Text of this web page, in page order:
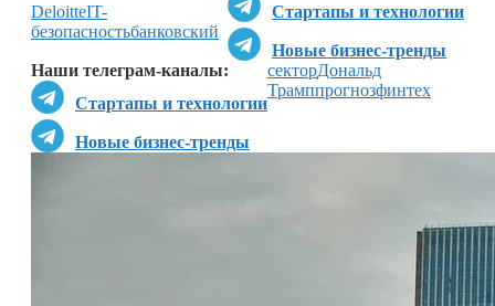
Стартапы и технологии
Новые бизнес-тренды
Наши телеграм-каналы:
Стартапы и технологии
Новые бизнес-тренды
DeloitteIT-
безопасностьбанковский
секторДональд
Трамппрогнозфинтех